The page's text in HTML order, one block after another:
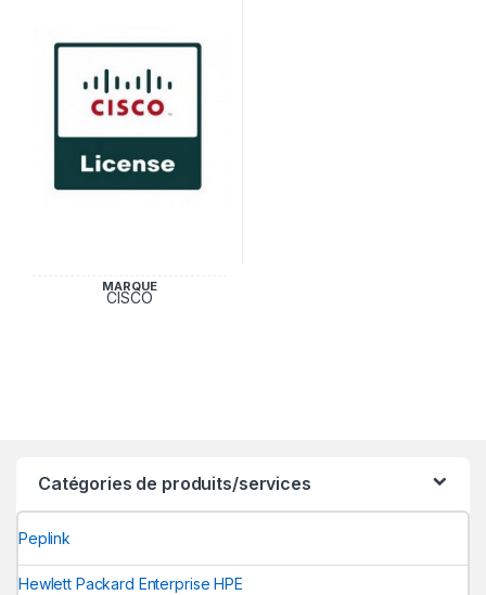
MARQUE
CISCO
Catégories de produits/services
Peplink
Hewlett Packard Enterprise HPE